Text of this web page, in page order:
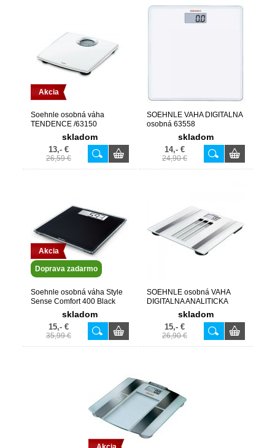
Akcia
Soehnle osobná váha
TENDENCE /63150
skladom
13,- €
26,59 €
SOEHNLE VAHA DIGITALNA
osobná 63558
skladom
14,- €
24,90 €
Akcia
Doprava zadarmo
Soehnle osobná váha Style
Sense Comfort 400 Black
skladom
15,- €
35,99 €
SOEHNLE osobná VAHA
DIGITALNA ANALITICKA
skladom
15,- €
26,90 €